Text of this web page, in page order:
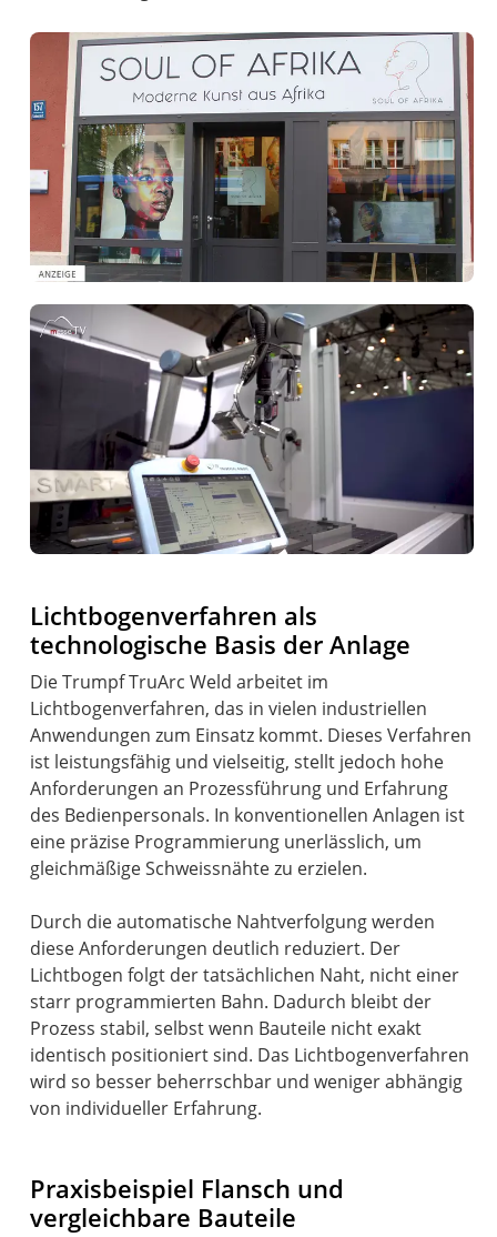
Lichtbogenverfahren als
technologische Basis der Anlage
Die Trumpf TruArc Weld arbeitet im
Lichtbogenverfahren, das in vielen industriellen
Anwendungen zum Einsatz kommt. Dieses Verfahren
ist leistungsfähig und vielseitig, stellt jedoch hohe
Anforderungen an Prozessführung und Erfahrung
des Bedienpersonals. In konventionellen Anlagen ist
eine präzise Programmierung unerlässlich, um
gleichmäßige Schweissnähte zu erzielen.
Durch die automatische Nahtverfolgung werden
diese Anforderungen deutlich reduziert. Der
Lichtbogen folgt der tatsächlichen Naht, nicht einer
starr programmierten Bahn. Dadurch bleibt der
Prozess stabil, selbst wenn Bauteile nicht exakt
identisch positioniert sind. Das Lichtbogenverfahren
wird so besser beherrschbar und weniger abhängig
von individueller Erfahrung.
Praxisbeispiel Flansch und
vergleichbare Bauteile